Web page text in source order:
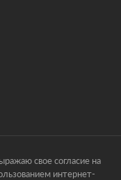
свое согласие на
интернет-